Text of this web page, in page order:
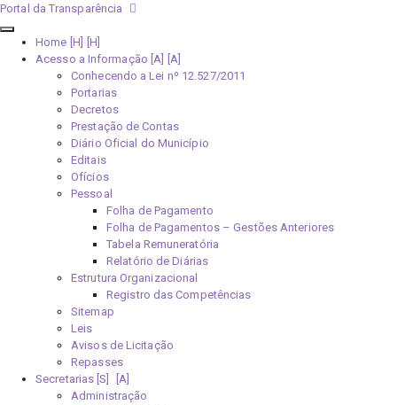
Portal da Transparência
Home [H]
Acesso a Informação [A]
Conhecendo a Lei nº 12.527/2011
Portarias
Decretos
Prestação de Contas
Diário Oficial do Município
Editais
Ofícios
Pessoal
Folha de Pagamento
Folha de Pagamentos – Gestões Anteriores
Tabela Remuneratória
Relatório de Diárias
Estrutura Organizacional
Registro das Competências
Sitemap
Leis
Avisos de Licitação
Repasses
Secretarias [S]
Administração